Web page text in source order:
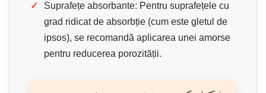
✓ Suprafețe absorbante: Pentru suprafețele cu
grad ridicat de absorbție (cum este gletul de
ipsos), se recomandă aplicarea unei amorse
pentru reducerea porozității.